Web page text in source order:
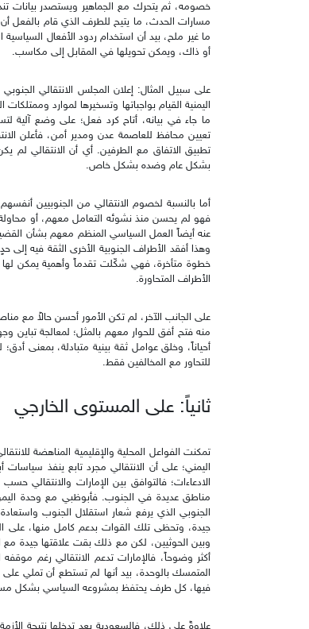
خصومه، ثم يتحرك مع الجماهير ويستصدر بيانات
مسارات الحدث، ما يتيح للطرف الذي قام بالفعل
ما غير ملح، بيد أن استخدام ردود الأفعال
أو ذاك، ويمكن تحويلها في المقابل إلى مكاسب.
اليمنية القيام بواجباتها وتسخيرها لموارد
ما جاء في بيانه، أتاح كرد فعل؛ على وضع آلية
تعيين محافظ للعاصمة عدن ومدير أمن، فأعلن
تطبيق الاتفاق مع الطرفين. أي أن الانتقالي
بشكل عام وضده بشكل خاص.
أما بالنسبة لخصوم الانتقالي من الجنوبيين
فهو لم يحسن منذ نشوئه التعامل معهم، أو محاولة
عنه أيضاً العمل السياسي المنظم معهم بشأن
وهذا أفقد الأطراف الجنوبية الأخرى الثقة فيه
خطوة متأخرة، فهي شكّلت تقدماً وأهمية يمكن
الأطراف المتحاورة.
على الجانب الآخر، لم تكن الأمور أحسن حالاً مع
منه فتح أفق للحوار معهم بالمثل؛ لمعالجة تباين
أحياناً، وخلق عوامل ثقة بينية متبادلة، بمعنى
للتحاور مع المخالفين فقط.
ثانياً: على المستوى الخارجي
تمكنت الفواعل المحلية والإقليمية المناهضة
اليمني؛ على أن الانتقالي مجرد تابع ينفذ
الادعاءات؛ فالتوافق بين الإمارات والانتقالي
مناطق عديدة في الجنوب. فأبوظبي مع وحدة
الجنوبي الذي يرفع شعار استقلال الجنوب
جيدة، وتحظى تلك القوات بدعم كامل منها، على
وبين الحوثيين، لكن مع ذلك بقت علاقتها جيدة
أكثر وضوحاً، فالإمارات تدعم الانتقالي رغم
المتمسك بالوحدة، بيد أنها لم تستطع أن تملي
فيها، كل طرف يحتفظ بمشروعه السياسي بشكل